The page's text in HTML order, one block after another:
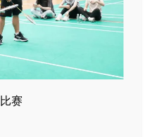
赛